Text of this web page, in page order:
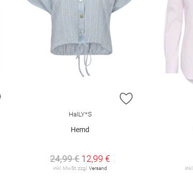
ZUR WUNSCHLISTE HINZUFÜGEN ZUR
HaILY*S
Hemd
24,99 € 12,99 €
inkl. MwSt. zzgl.Versand